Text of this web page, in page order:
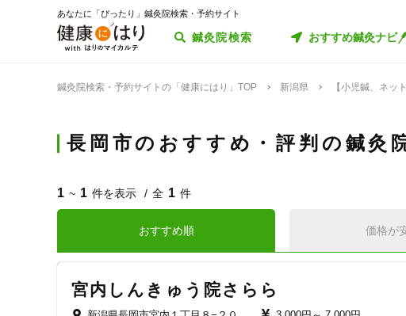
あなたに「ぴったり」鍼灸院検索・予約サイト
鍼灸院検索 おすすめ鍼灸ナビ
鍼灸院検索・予約サイトの「健康にはり」TOP 新潟県 【小児鍼、ネッ
長岡市のおすすめ・評判の鍼灸
1 ~ 1 件を表示 全 1 件
おすすめ順 価格が
宮内しんきゅう院さらら